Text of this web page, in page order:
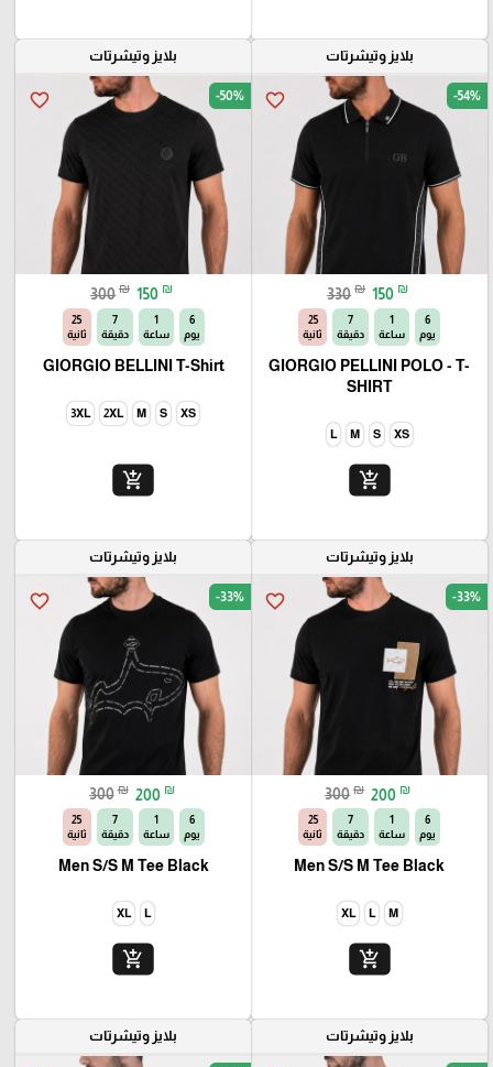
بلايز وتيشرتات
favorite_border -54%
330 ₪ 150 ₪
6
يوم
1
ساعة
7
دقيقة
23
ثانية
GIORGIO PELLINI POLO - T-
SHIRT
XS
S
M
L
add_shopping_cart
بلايز وتيشرتات
favorite_border -50%
300 ₪ 150 ₪
6
يوم
1
ساعة
7
دقيقة
23
ثانية
GIORGIO BELLINI T-Shirt
XS
S
M
2XL
3XL
add_shopping_cart
بلايز وتيشرتات
favorite_border -33%
300 ₪ 200 ₪
6
يوم
1
ساعة
7
دقيقة
23
ثانية
Men S/S M Tee Black
M
L
XL
add_shopping_cart
بلايز وتيشرتات
favorite_border -33%
300 ₪ 200 ₪
6
يوم
1
ساعة
7
دقيقة
23
ثانية
Men S/S M Tee Black
L
XL
add_shopping_cart
بلايز وتيشرتات بلايز وتيشرتات